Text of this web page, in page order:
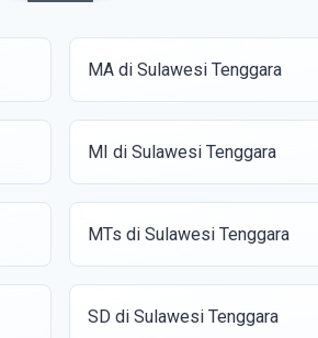
MA di Sulawesi Tenggara
MI di Sulawesi Tenggara
MTs di Sulawesi Tenggara
SD di Sulawesi Tenggara